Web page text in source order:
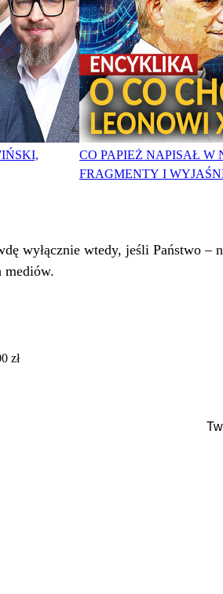
CO PAPIEŻ NAPISAŁ W
FRAGMENTY I
wyłącznie wtedy, jeśli Państwo
mediów.
zł